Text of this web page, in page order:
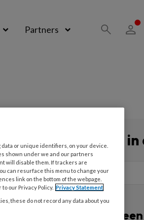
Partners
Zoeken
Filter op
or unique identifiers, on your device.
shown under we and our partners
will disable them. If trackers are
can resurface this menu to change your
link on the bottom of the webpage.
our Privacy Policy. Privacy Statement
these do not record any data about you